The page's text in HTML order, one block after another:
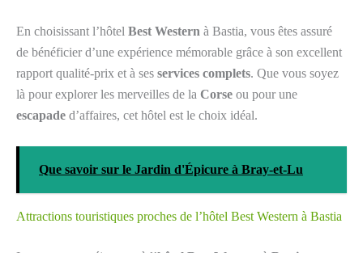
En choisissant l’hôtel Best Western à Bastia, vous êtes assuré
de bénéficier d’une expérience mémorable grâce à son excellent
rapport qualité-prix et à ses services complets. Que vous soyez
là pour explorer les merveilles de la Corse ou pour une
escapade d’affaires, cet hôtel est le choix idéal.
Que savoir sur le Jardin d'Épicure à Bray-et-Lu
Attractions touristiques proches de l’hôtel Best Western à Bastia